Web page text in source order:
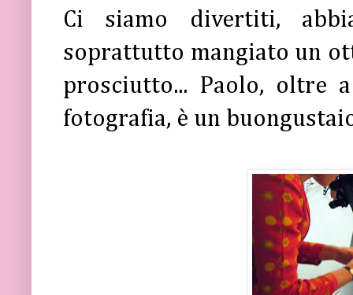
Ci siamo divertiti,
soprattutto mangiato un
prosciutto... Paolo, oltre
fotografia, è un